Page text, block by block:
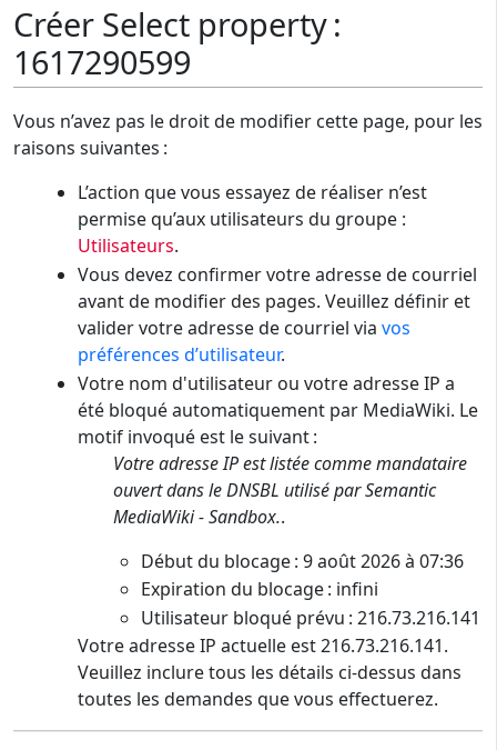
Créer Select property :
1617290599
Vous n’avez pas le droit de modifier cette page, pour les
raisons suivantes :
L’action que vous essayez de réaliser n’est
permise qu’aux utilisateurs du groupe :
Utilisateurs.
Vous devez confirmer votre adresse de courriel
avant de modifier des pages. Veuillez définir et
valider votre adresse de courriel via vos
préférences d’utilisateur.
Votre nom d'utilisateur ou votre adresse IP a
été bloqué automatiquement par MediaWiki. Le
motif invoqué est le suivant :
Votre adresse IP est listée comme mandataire
ouvert dans le DNSBL utilisé par Semantic
MediaWiki - Sandbox..
Début du blocage : 9 août 2026 à 07:36
Expiration du blocage : infini
Utilisateur bloqué prévu : 216.73.216.141
Votre adresse IP actuelle est 216.73.216.141.
Veuillez inclure tous les détails ci-dessus dans
toutes les demandes que vous effectuerez.